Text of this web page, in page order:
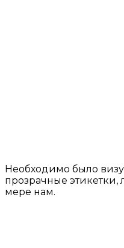
Необходимо было
прозрачные
мере нам.